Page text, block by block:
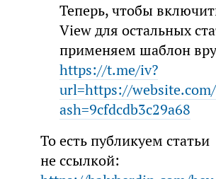
Теперь, чтобы
View для остальных
применяем шаблон
https://t.me/iv?
url=https://
ash=9cfdcdb3c29a68
То есть публикуем статьи
не ссылкой: